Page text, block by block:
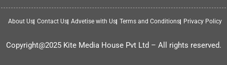
About Us Contact Us Advetise with Us Terms and Conditions Privacy Policy
Copyright@2025 Kite Media House Pvt Ltd – All rights reserved.